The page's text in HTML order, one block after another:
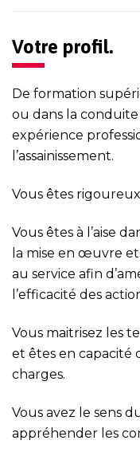
Votre profil.
De formation
ou dans la conduite
expérience
l’assainissement.
Vous êtes
Vous êtes à l’aise
la mise en œuvre
au service afin
l’efficacité des
Vous maitrisez les
et êtes en capacité
charges.
Vous avez le sens
appréhender les